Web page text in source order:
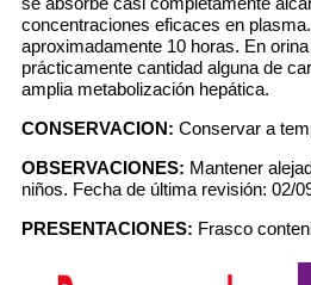
concentraciones eficaces en
aproximadamente 10 horas. En
prácticamente cantidad alguna de
amplia metabolización hepática.
CONSERVACION: Conservar a
OBSERVACIONES: Mantener
niños. Fecha de última revisión: 02/
PRESENTACIONES: Frasco